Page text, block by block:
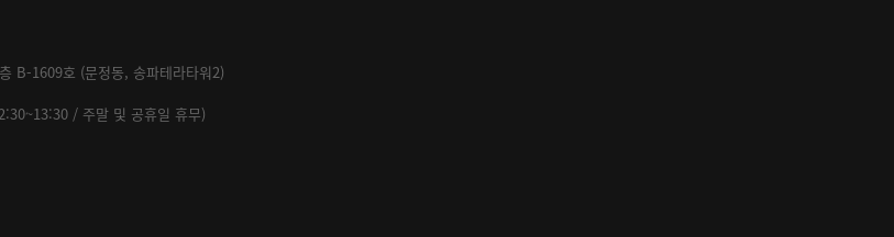
B-1609호 (문정동, 송파테라타워2)
/ 주말 및 공휴일 휴무)